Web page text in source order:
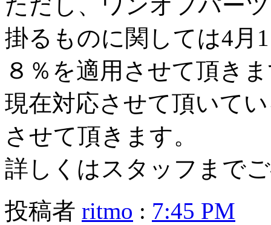
ただし、ワンオフパー
掛るものに関しては4月
８％を適用させて頂き
現在対応させて頂いて
させて頂きます。
詳しくはスタッフまで
投稿者 ritmo : 7:45 PM